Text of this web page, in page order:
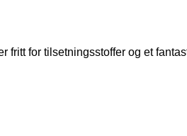
for tilsetningsstoffer og et